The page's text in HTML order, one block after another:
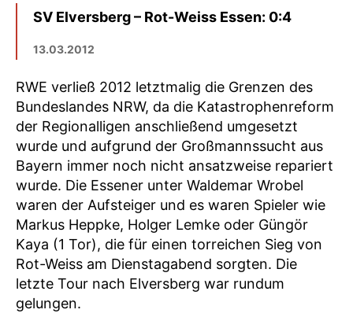
SV Elversberg – Rot-Weiss Essen: 0:4
13.03.2012
RWE verließ 2012 letztmalig die Grenzen des
Bundeslandes NRW, da die Katastrophenreform
der Regionalligen anschließend umgesetzt
wurde und aufgrund der Großmannssucht aus
Bayern immer noch nicht ansatzweise repariert
wurde. Die Essener unter Waldemar Wrobel
waren der Aufsteiger und es waren Spieler wie
Markus Heppke, Holger Lemke oder Güngör
Kaya (1 Tor), die für einen torreichen Sieg von
Rot-Weiss am Dienstagabend sorgten. Die
letzte Tour nach Elversberg war rundum
gelungen.